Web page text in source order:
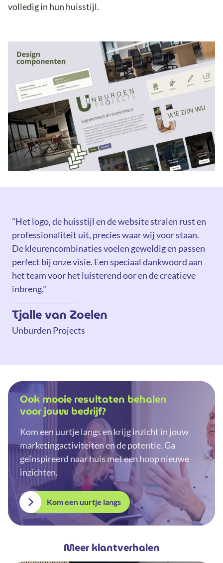
volledig in hun huisstijl.
"Het logo, de huisstijl en de website stralen rust en
professionaliteit uit, precies waar wij voor staan.
De kleurencombinaties voelen geweldig en passen
perfect bij onze visie. Een speciaal dankwoord aan
het team voor het luisterend oor en de creatieve
inbreng."
Tjalle van Zoelen
Unburden Projects
Ook mooie resultaten behalen
voor jouw bedrijf?
Kom een uurtje langs en krijg inzicht in jouw
marketingactiviteiten en de potentie. Ga
geïnspireerd naar huis met een hoop nieuwe
inzichten.
Kom een uurtje langs
Meer klantverhalen